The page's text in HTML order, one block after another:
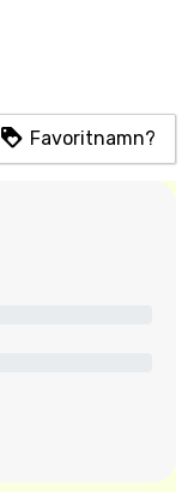
Favoritnamn?